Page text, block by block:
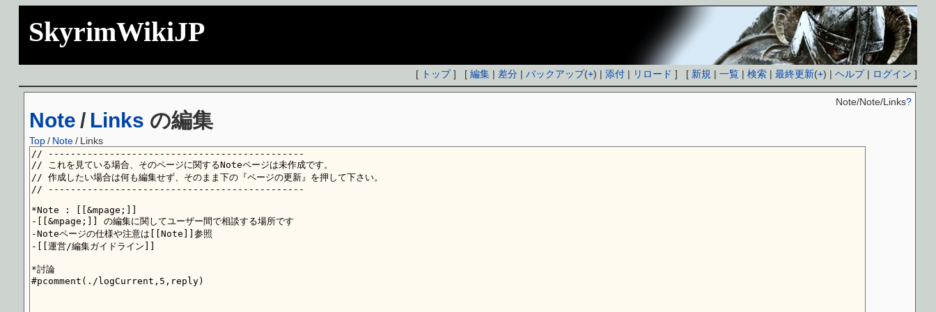
SkyrimWikiJP
[ トップ] [編集 | 差分 |バックアップ(+) |添付 | リロード ] [ 新規 |一覧 |検索 |最終更新(+) |ヘルプ| ログイン ]
Note / Links の編集
Note/Note/Links?
Top/ Note/ Links